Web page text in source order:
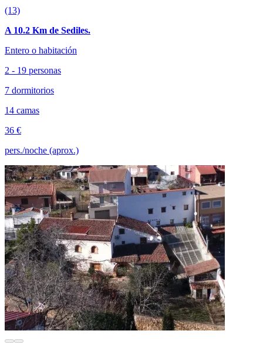
(13)
A 10.2 Km de Sediles.
Entero o habitación
2 - 19 personas
7 dormitorios
14 camas
36 €
pers./noche (aprox.)